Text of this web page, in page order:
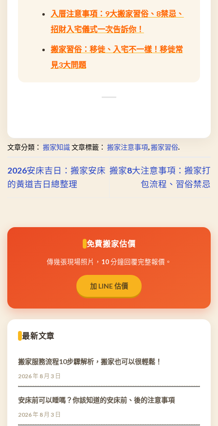
入厝注意事項：9大搬家習俗、8禁忌、
招財入宅儀式一次告訴你！
搬家習俗：移徙、入宅不一樣！移徙常
見3大問題
文章分類： 搬家知識 文章標籤： 搬家注意事項,搬家習俗.
2026安床吉日：搬家安床
的黃道吉日總整理
搬家8大注意事項：搬家打
包流程、習俗禁忌
免費搬家估價
傳幾張現場照片，10 分鐘回覆完整報價。
加 LINE 估價
最新文章
搬家服務流程10步驟解析，搬家也可以很輕鬆！
2026 年 8 月 3 日
安床前可以睡嗎？你該知道的安床前、後的注意事項
2026 年 8 月 3 日